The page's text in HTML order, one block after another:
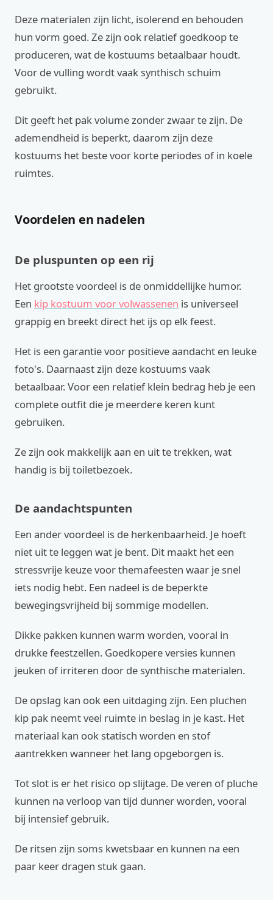
Deze materialen zijn licht, isolerend en behouden
hun vorm goed. Ze zijn ook relatief goedkoop te
produceren, wat de kostuums betaalbaar houdt.
Voor de vulling wordt vaak synthisch schuim
gebruikt.
Dit geeft het pak volume zonder zwaar te zijn. De
ademendheid is beperkt, daarom zijn deze
kostuums het beste voor korte periodes of in koele
ruimtes.
Voordelen en nadelen
De pluspunten op een rij
Het grootste voordeel is de onmiddellijke humor.
Een kip kostuum voor volwassenen is universeel
grappig en breekt direct het ijs op elk feest.
Het is een garantie voor positieve aandacht en leuke
foto's. Daarnaast zijn deze kostuums vaak
betaalbaar. Voor een relatief klein bedrag heb je een
complete outfit die je meerdere keren kunt
gebruiken.
Ze zijn ook makkelijk aan en uit te trekken, wat
handig is bij toiletbezoek.
De aandachtspunten
Een ander voordeel is de herkenbaarheid. Je hoeft
niet uit te leggen wat je bent. Dit maakt het een
stressvrije keuze voor themafeesten waar je snel
iets nodig hebt. Een nadeel is de beperkte
bewegingsvrijheid bij sommige modellen.
Dikke pakken kunnen warm worden, vooral in
drukke feestzellen. Goedkopere versies kunnen
jeuken of irriteren door de synthische materialen.
De opslag kan ook een uitdaging zijn. Een pluchen
kip pak neemt veel ruimte in beslag in je kast. Het
materiaal kan ook statisch worden en stof
aantrekken wanneer het lang opgeborgen is.
Tot slot is er het risico op slijtage. De veren of pluche
kunnen na verloop van tijd dunner worden, vooral
bij intensief gebruik.
De ritsen zijn soms kwetsbaar en kunnen na een
paar keer dragen stuk gaan.